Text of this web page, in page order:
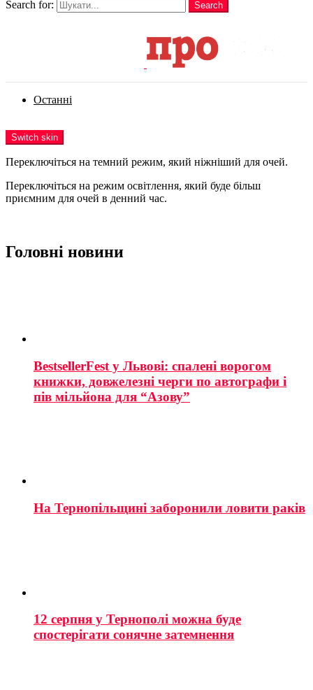
Search for:
Search
Останні
Switch skin
Переключіться на темний режим, який ніжніший для очей.
Переключіться на режим освітлення, який буде більш
приємним для очей в денний час.
Головні новини
BestsellerFest у Львові: спалені ворогом
книжки, довжелезні черги по автографи і
пів мільйона для “Азову”
На Тернопільщині заборонили ловити раків
12 серпня у Тернополі можна буде
спостерігати сонячне затемнення